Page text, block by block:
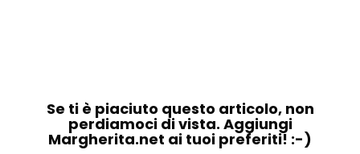
Se ti è piaciuto questo articolo, non
perdiamoci di vista. Aggiungi
Margherita.net ai tuoi preferiti! :-)